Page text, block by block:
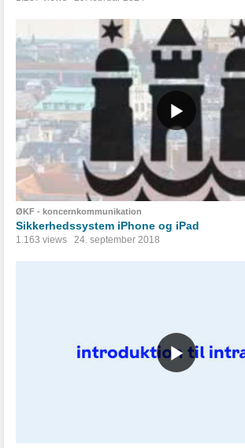
ØKF - koncernkommunikation
Sikkerhedssystem iPhone og iPad
1.163 views 24. september 2018